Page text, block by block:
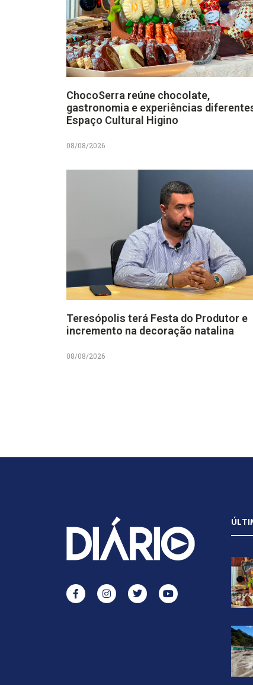
ChocoSerra reúne chocolate,
gastronomia e experiências
Espaço Cultural Higino
08/08/2026
Teresópolis terá Festa do Produtor e
incremento na decoração natalina
08/08/2026